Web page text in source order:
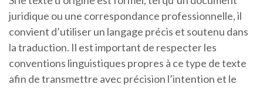
juridique ou une correspondance professionnelle, il
convient d’utiliser un langage précis et soutenu dans
la traduction. Il est important de respecter les
conventions linguistiques propres à ce type de texte
afin de transmettre avec précision l’intention et le